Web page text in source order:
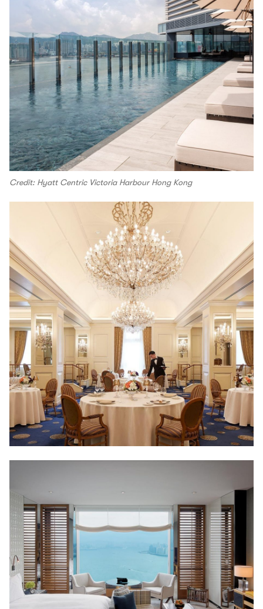
Credit: Hyatt Centric Victoria Harbour Hong Kong